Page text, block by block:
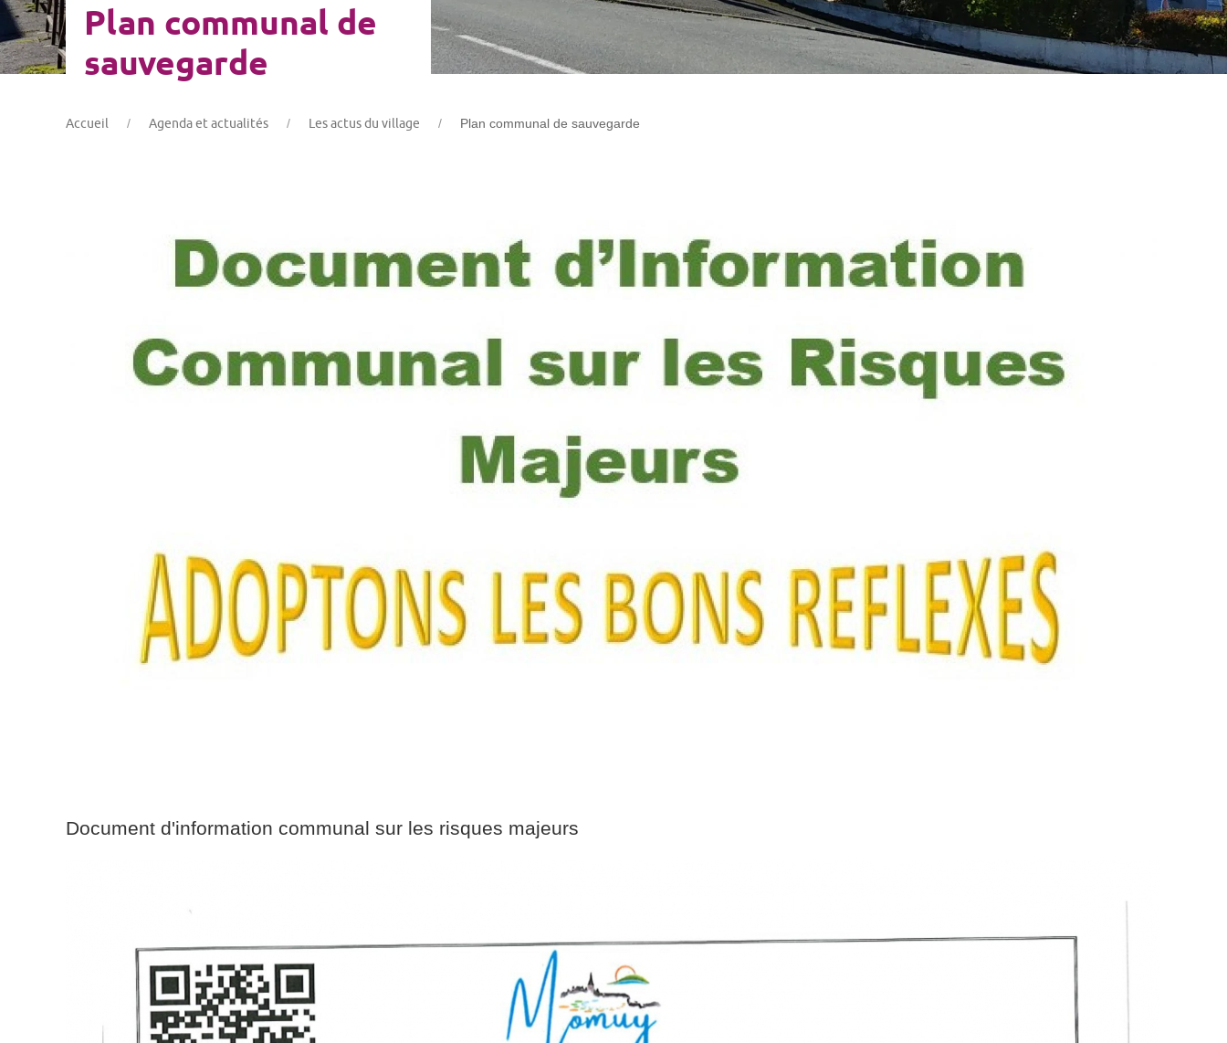
Plan communal de
sauvegarde
Accueil Agenda et actualités Les actus du village Plan communal de sauvegarde
Document d'information communal sur les risques majeurs